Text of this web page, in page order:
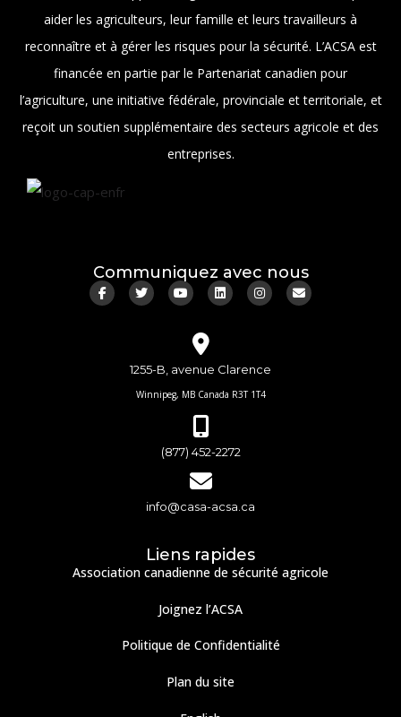
aider les agriculteurs, leur famille et leurs travailleurs à
reconnaître et à gérer les risques pour la sécurité. L’ACSA est
financée en partie par le Partenariat canadien pour
l’agriculture, une initiative fédérale, provinciale et territoriale, et
reçoit un soutien supplémentaire des secteurs agricole et des
entreprises.
Communiquez avec nous
1255-B, avenue Clarence
Winnipeg, MB Canada R3T 1T4
(877) 452-2272
info@casa-acsa.ca
Liens rapides
Association canadienne de sécurité agricole
Joignez l’ACSA
Politique de Confidentialité
Plan du site